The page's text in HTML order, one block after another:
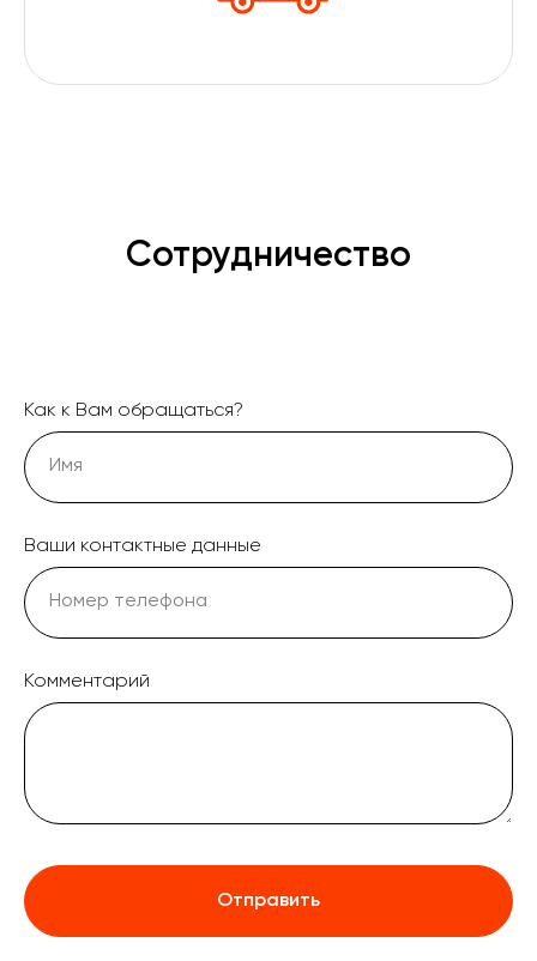
Сотрудничество
Как к Вам обращаться?
Ваши контактные данные
Комментарий
Отправить